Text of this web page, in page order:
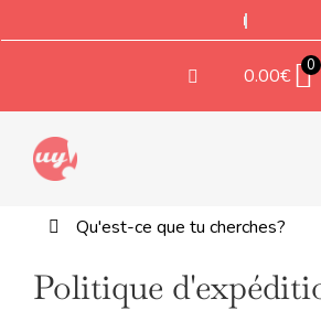
0.00€ 0
EMPORTES
TEXTURES ET
Rechercher:
Politique